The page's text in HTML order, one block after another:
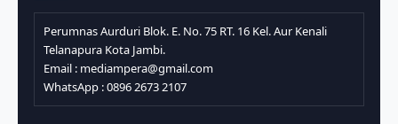
Perumnas Aurduri Blok. E. No. 75 RT. 16 Kel. Aur Kenali
Telanapura Kota Jambi.
Email : mediampera@gmail.com
WhatsApp : 0896 2673 2107